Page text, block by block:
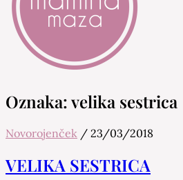
Mamina Maza
Blog & Portal za starše
Oznaka:velika sestrica
Novorojenček / 23/03/2018
VELIKA SESTRICA